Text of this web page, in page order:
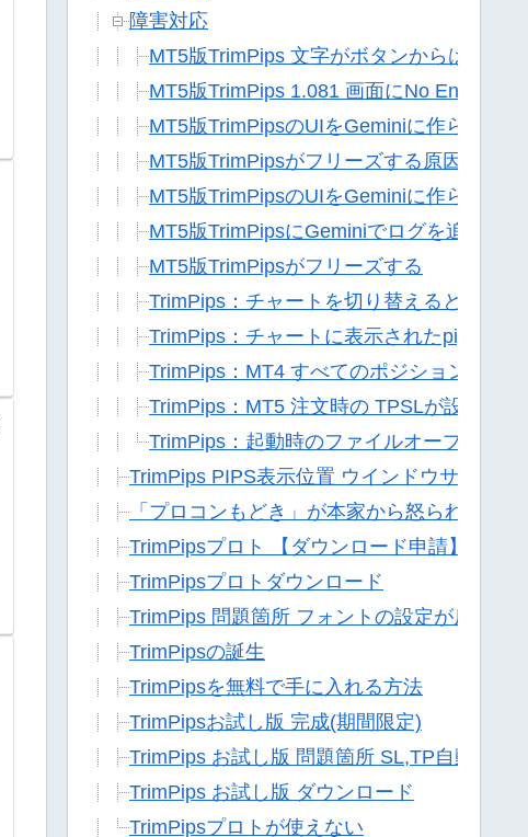
障害対応
MT5版TrimPips 文字がボタンからはみ出る
MT5版TrimPips 1.081 画面にNo Entryが残
MT5版TrimPipsのUIをGeminiに作らせた
MT5版TrimPipsがフリーズする原因を
MT5版TrimPipsのUIをGeminiに作らせた
MT5版TrimPipsにGeminiでログを追加し
MT5版TrimPipsがフリーズする
TrimPips：チャートを切り替えると最小化
TrimPips：チャートに表示されたpipsの
TrimPips：MT4 すべてのポジションがす
TrimPips：MT5 注文時の TPSLが設定さ
TrimPips：起動時のファイルオープン
TrimPips PIPS表示位置 ウインドウサイズの
「プロコンもどき」が本家から怒られました
TrimPipsプロト 【ダウンロード申請】
TrimPipsプロトダウンロード
TrimPips 問題箇所 フォントの設定が反映さ
TrimPipsの誕生
TrimPipsを無料で手に入れる方法
TrimPipsお試し版 完成(期間限定)
TrimPips お試し版 問題箇所 SL,TP自動設定
TrimPips お試し版 ダウンロード
TrimPipsプロトが使えない